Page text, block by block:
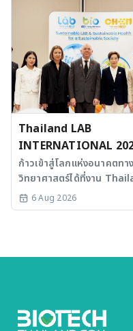
Thailand LAB
INTERNATIONAL
เวที AI รวม 3 งานใหญ่ ขั
ไทยสู่ศูนย์กลางนวัตกรร
ก้าวเข้าสู่โลกแห่งอนาคตทาง
วิทยาศาสตร์ได้ที่งาน
INTERNATIONAL 2026
6 Aug 2026